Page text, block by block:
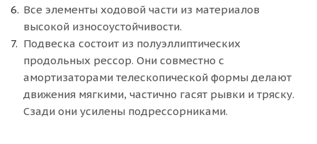
Все элементы ходовой части из материалов
высокой износоустойчивости.
Подвеска состоит из полуэллиптических
продольных рессор. Они совместно с
амортизаторами телескопической формы делают
движения мягкими, частично гасят рывки и тряску.
Сзади они усилены подрессорниками.